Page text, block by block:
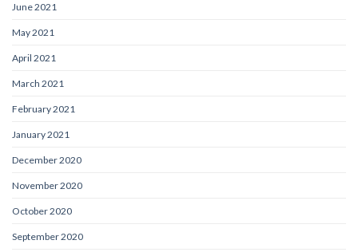
June 2021
May 2021
April 2021
March 2021
February 2021
January 2021
December 2020
November 2020
October 2020
September 2020